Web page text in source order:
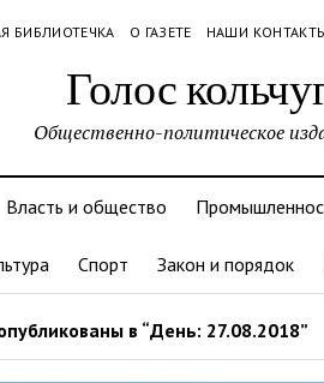
БИБЛИОТЕЧКА О ГАЗЕТЕ НАШИ
Голос
Общественно-политическое
Власть и общество
Спорт Закон и порядок
в “День: 27.08.2018”